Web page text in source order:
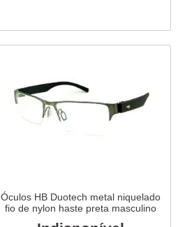
Óculos HB Duotech metal niquelado
fio de nylon haste preta masculino